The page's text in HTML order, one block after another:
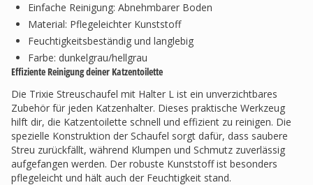
Einfache Reinigung: Abnehmbarer Boden
Material: Pflegeleichter Kunststoff
Feuchtigkeitsbeständig und langlebig
Farbe: dunkelgrau/hellgrau
Effiziente Reinigung deiner Katzentoilette
Die Trixie Streuschaufel mit Halter L ist ein unverzichtbares
Zubehör für jeden Katzenhalter. Dieses praktische Werkzeug
hilft dir, die Katzentoilette schnell und effizient zu reinigen. Die
spezielle Konstruktion der Schaufel sorgt dafür, dass saubere
Streu zurückfällt, während Klumpen und Schmutz zuverlässig
aufgefangen werden. Der robuste Kunststoff ist besonders
pflegeleicht und hält auch der Feuchtigkeit stand.